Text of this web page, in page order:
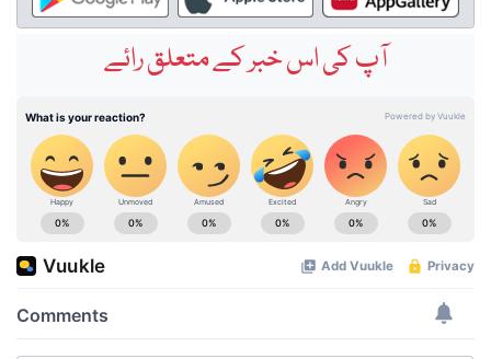
آپ کی اس خبر کے متعلق رائے